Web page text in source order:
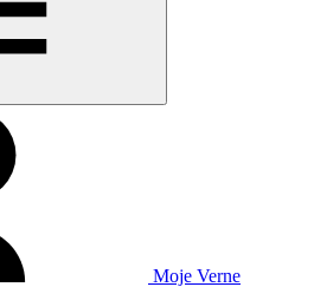
Moje Verne